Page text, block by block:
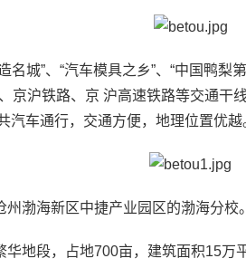
城”、“汽车模具之乡”、“中国鸭梨
京沪铁路、京 沪高速铁路等交通干
汽车通行，交通方便，地理位置优越
渤海新区中捷产业园区的渤海分校。
地段，占地700亩，建筑面积15万